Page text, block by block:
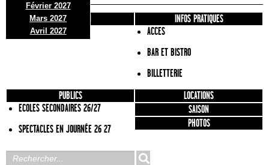
Février 2027
Mars 2027
Avril 2027
PRÉSENTATION
INFOS PRATIQUES
ACCES
BAR ET BISTRO
BILLETTERIE
PUBLICS
ECOLES SECONDAIRES 26/27
SPECTACLES EN JOURNÉE 26 27
LOCATIONS
SAISON
PHOTOS